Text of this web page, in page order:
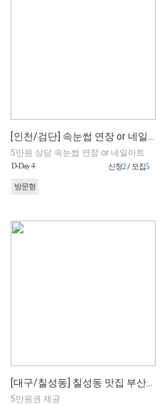
5만원 상당 속눈썹 연장 or 네일아트
D-Day 4 신청2/ 모집5
방문형
5만원권 제공